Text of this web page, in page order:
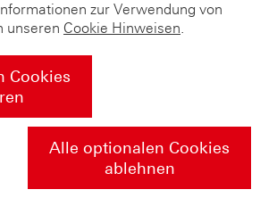
zur Verwendung von
unseren Cookie Hinweisen.
Cookies
Alle optionalen Cookies
ablehnen